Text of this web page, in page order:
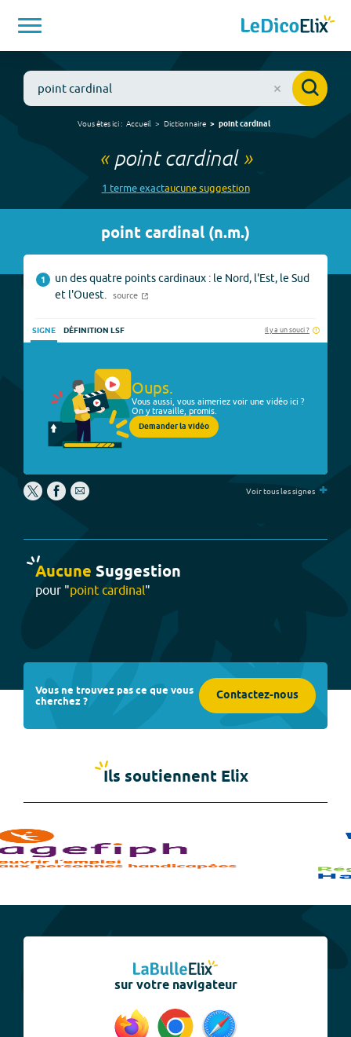
Vous êtes ici : Accueil Dictionnaire point cardinal
« point cardinal»
1 termeexactaucunesuggestion
point cardinal (n.m.)
1
un des quatre points cardinaux : le Nord, l'Est, le Sud
et l'Ouest.
source
SIGNE DÉFINITION LSF Il y a un souci ?
Oups.
Vous aussi, vous aimeriez voir une vidéo ici ?
On y travaille, promis.
Demander la vidéo
Voir tous les signes +
Aucune Suggestion
pour "point cardinal"
Vous ne trouvez pas ce que vous
cherchez ? Contactez-nous
Ils soutiennent Elix
sur votre navigateur